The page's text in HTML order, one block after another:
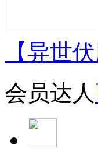
【异世
会员达人